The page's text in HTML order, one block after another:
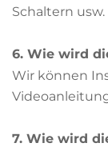
Schaltern
6. Wie wird
Wir können
7. Wie wird